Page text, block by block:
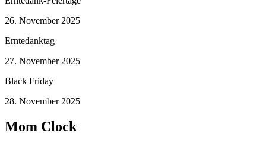
26. November 2025
Erntedanktag
27. November 2025
Black Friday
28. November 2025
Mom Clock